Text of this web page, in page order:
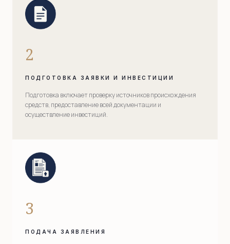
2
ПОДГОТОВКА ЗАЯВКИ И ИНВЕСТИЦИИ
Подготовка включает проверку источников происхождения
средств, предоставление всей документации и
осуществление инвестиций.
3
ПОДАЧА ЗАЯВЛЕНИЯ